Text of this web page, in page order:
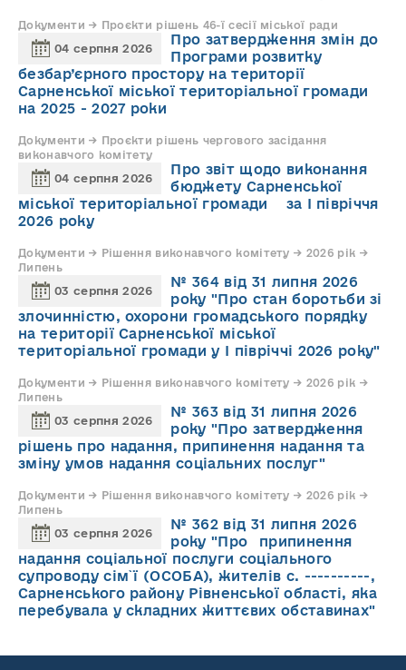
Документи → Проєкти рішень 46-ї сесії міської ради
04 серпня 2026
Про затвердження змін до
Програми розвитку
безбар’єрного простору на території
Сарненської міської територіальної громади
на 2025 - 2027 роки
Документи → Проєкти рішень чергового засідання
виконавчого комітету
04 серпня 2026
Про звіт щодо виконання
бюджету Сарненської
міської територіальної громади за І півріччя
2026 року
Документи → Рішення виконавчого комітету → 2026 рік →
Липень
03 серпня 2026
№ 364 від 31 липня 2026
року "Про стан боротьби зі
злочинністю, охорони громадського порядку
на території Сарненської міської
територіальної громади у І півріччі 2026 року"
Документи → Рішення виконавчого комітету → 2026 рік →
Липень
03 серпня 2026
№ 363 від 31 липня 2026
року "Про затвердження
рішень про надання, припинення надання та
зміну умов надання соціальних послуг"
Документи → Рішення виконавчого комітету → 2026 рік →
Липень
03 серпня 2026
№ 362 від 31 липня 2026
року "Про припинення
надання соціальної послуги соціального
супроводу cім`ї (ОСОБА), жителів с. ----------,
Сарненського району Рівненської області, яка
перебувала у складних життєвих обставинах"